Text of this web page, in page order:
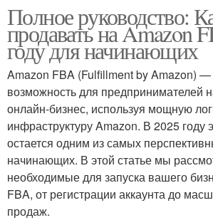
Полное руководство:
продавать на Amazon
году для начинающих
Amazon FBA (Fulfillment by Amazon) —
возможность для предпринимателей
онлайн-бизнес, используя мощную
инфраструктуру Amazon. В 2025 году
остается одним из самых
начинающих. В этой статье мы
необходимые для запуска вашего
FBA, от регистрации аккаунта до
продаж.